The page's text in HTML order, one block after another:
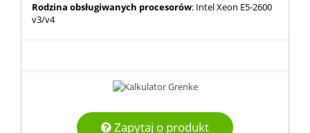
Rodzina obsługiwanych procesorów: Intel Xeon E5-2600
v3/v4
Zapytaj o produkt